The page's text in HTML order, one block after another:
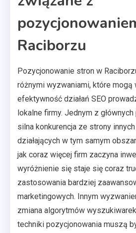
Raciborzu
Pozycjonowanie stron w
różnymi wyzwaniami, które mogą
efektywność działań SEO
lokalne firmy. Jednym z
silna konkurencja ze strony
działających w tym samym
jak coraz więcej firm zaczyna
wyróżnienie się staje się coraz
zastosowania bardziej
marketingowych. Innym
zmiana algorytmów
techniki pozycjonowania muszą